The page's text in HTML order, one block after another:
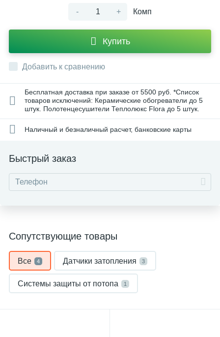
- + Комп
Купить
Добавить к сравнению
Бесплатная доставка при заказе от 5500 руб. *Список
товаров исключений: Керамические обогреватели до 5
штук. Полотенцесушители Теплолюкс Flora до 5 штук.
Наличный и безналичный расчет, банковские карты
Быстрый заказ
Сопутствующие товары
Все 4 Датчики затопления 3
Системы защиты от потопа 1